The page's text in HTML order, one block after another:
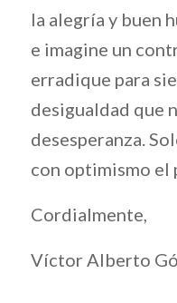
la alegría y buen
e imagine un
erradique para
desigualdad que
desesperanza.
con optimismo el
Cordialmente,
Víctor Alberto